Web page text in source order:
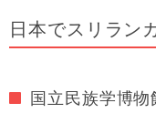
日本でスリラン
国立民族学博